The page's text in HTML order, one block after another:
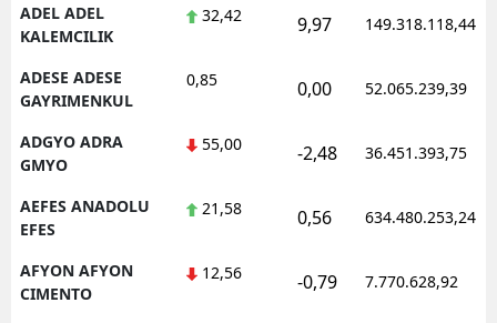
ADEL ADEL
KALEMCILIK
32,42 9,97 149.318.118,44
ADESE ADESE
GAYRIMENKUL
0,85 0,00 52.065.239,39
ADGYO ADRA
GMYO
55,00 -2,48 36.451.393,75
AEFES ANADOLU
EFES
21,58 0,56 634.480.253,24
AFYON AFYON
CIMENTO
12,56 -0,79 7.770.628,92